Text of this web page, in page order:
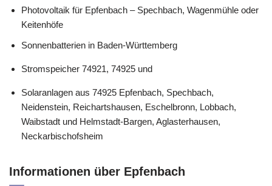
Photovoltaik für Epfenbach – Spechbach, Wagenmühle oder
Keitenhöfe
Sonnenbatterien in Baden-Württemberg
Stromspeicher 74921, 74925 und
Solaranlagen aus 74925 Epfenbach, Spechbach,
Neidenstein, Reichartshausen, Eschelbronn, Lobbach,
Waibstadt und Helmstadt-Bargen, Aglasterhausen,
Neckarbischofsheim
Informationen über Epfenbach